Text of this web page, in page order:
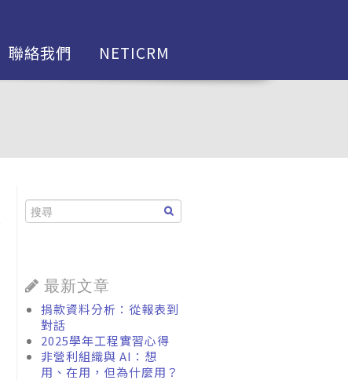
聯絡我們 NETICRM
最新文章
捐款資料分析：從報表到
對話
2025學年工程實習心得
非營利組織與 AI：想
用、在用，但為什麼用？